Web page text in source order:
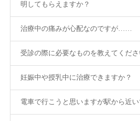
明してもらえますか？
治療中の痛みが心配なのですが……
受診の際に必要なものを教えてくださ
妊娠中や授乳中に治療できますか？
電車で行こうと思いますが駅から近い